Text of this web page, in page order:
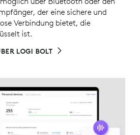
der eine sichere und
Verbindung bietet, die
ist.
LOGI BOLT